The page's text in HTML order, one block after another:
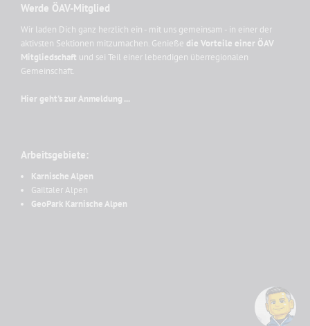
Werde ÖAV-Mitglied
Wir laden Dich ganz herzlich ein - mit uns gemeinsam - in einer der
aktivsten Sektionen mitzumachen. Genieße die Vorteile einer ÖAV
Mitgliedschaft und sei Teil einer lebendigen überregionalen
Gemeinschaft.
Hier geht's zur Anmeldung ...
Arbeitsgebiete:
Karnische Alpen
Gailtaler Alpen
GeoPark Karnische Alpen